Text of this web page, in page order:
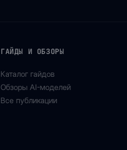
ГАЙДЫ И ОБЗОРЫ
Каталог гайдов
Обзоры AI-моделей
Все публикации